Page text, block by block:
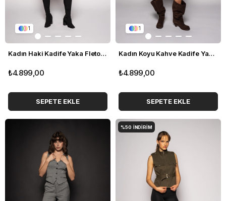
1
Kadın Haki Kadife Yaka Fleto Cepli Gabardin Ceket
₺4.899,00
SEPETE EKLE
1
Kadın Koyu Kahve Kadife Yaka Fleto Cepli Gabardin Ceket
₺4.899,00
SEPETE EKLE
%50 İNDIRIM